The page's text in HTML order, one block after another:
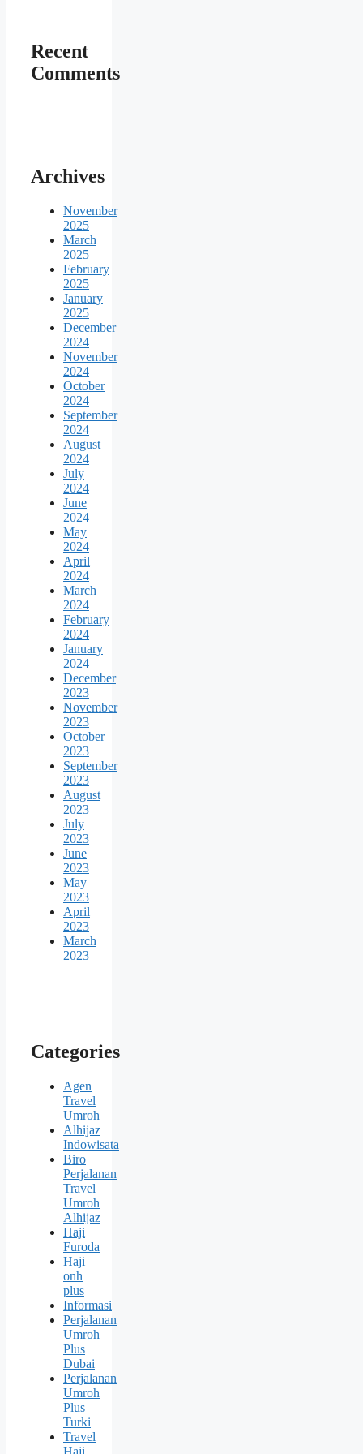
Recent
Comments
Archives
November
2025
March
2025
February
2025
January
2025
December
2024
November
2024
October
2024
September
2024
August
2024
July
2024
June
2024
May
2024
April
2024
March
2024
February
2024
January
2024
December
2023
November
2023
October
2023
September
2023
August
2023
July
2023
June
2023
May
2023
April
2023
March
2023
Categories
Agen
Travel
Umroh
Alhijaz
Indowisata
Biro
Perjalanan
Travel
Umroh
Alhijaz
Haji
Furoda
Haji
onh
plus
Informasi
Perjalanan
Umroh
Plus
Dubai
Perjalanan
Umroh
Plus
Turki
Travel
Haji